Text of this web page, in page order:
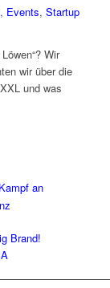
, Events, Startup
Wir
wir über die
und was
an
Brand!